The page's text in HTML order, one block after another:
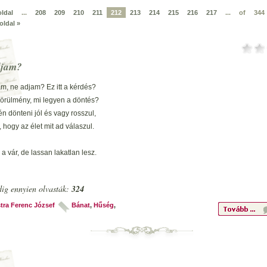
... 208 209 210 211 212 213 214 215 216 217 ... of
344
»
ne adjam? Ez itt a kérdés?
mi legyen a döntés?
dönteni jól és vagy rosszul,
hogy az élet mit ad válaszul.
a vár, de lassan lakatlan lesz.
mehetek vakvilágba.
behálóz mindent, mint a pókok.
ennyien olvasták: 324
Ferenc József Bánat, Hűség,